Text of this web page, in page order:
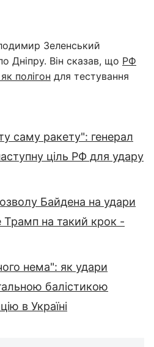
Зеленський
Дніпру. Він сказав, що РФ
полігон для тестування
саму ракету": генерал
ціль РФ для удару
Байдена на удари
Трамп на такий крок -
нема": як удари
балістикою
в Україні